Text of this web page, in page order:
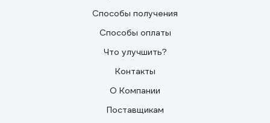
Способы получения
Способы оплаты
Что улучшить?
Контакты
О Компании
Поставщикам